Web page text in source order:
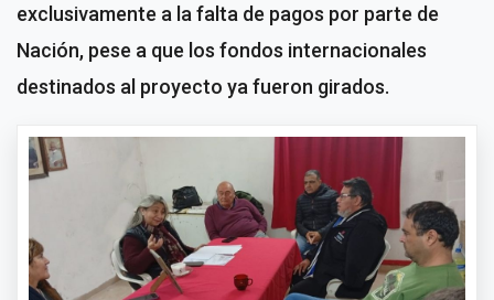
exclusivamente a la falta de pagos por parte de
Nación, pese a que los fondos internacionales
destinados al proyecto ya fueron girados.